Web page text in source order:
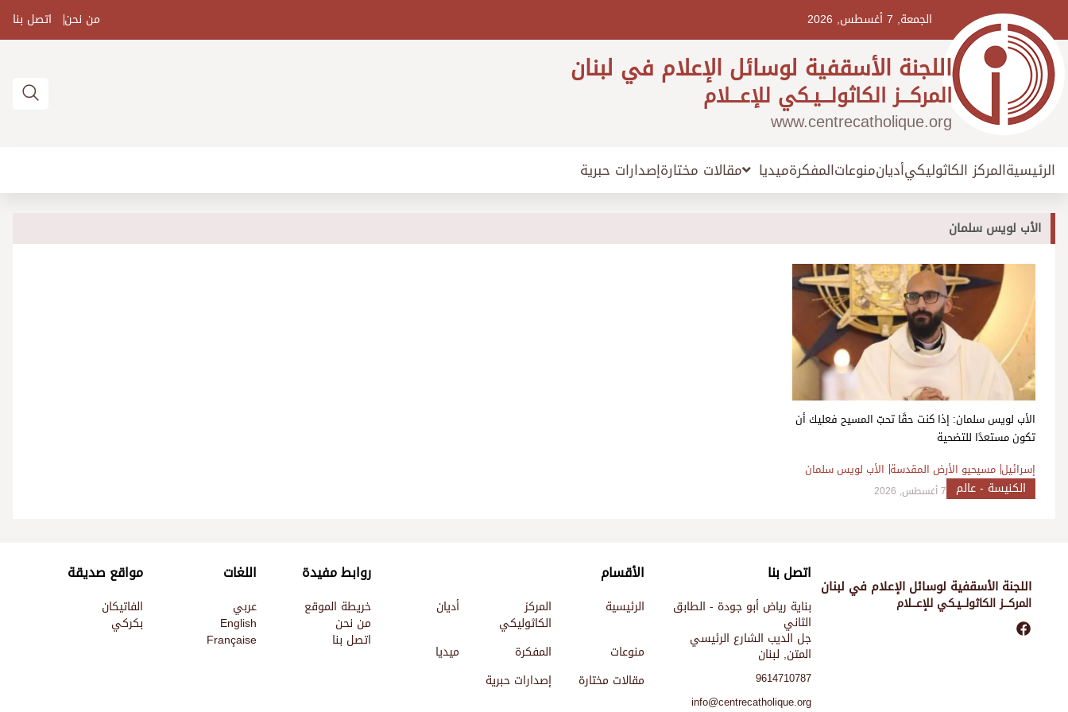
content الجمعة, 7 أغسطس, 2026 من نحن اتصل بنا
اللجنة الأسقفية لوسائل الإعلام في لبنان
المركـــز الكاثولـــيـكي للإعـــلام
www.centrecatholique.org
الرئيسيةالمركز الكاثوليكيأديانمنوعاتالمفكرةميديا مقالات مختارةإصدارات حبرية
الأب لويس سلمان
الأب لويس سلمان: إذا كنت حقًا تحبّ المسيح فعليك أن
تكون مستعدًا للتضحية
إسرائيل مسيحيو الأرض المقدسة الأب لويس سلمان
الكنيسة - عالم 7 أغسطس, 2026
اللجنة الأسقفية لوسائل الإعلام في لبنان
المركـــز الكاثولـــيـكي للإعـــلام
اتصل بنا
بناية رياض أبو جودة - الطابق
الثاني
جل الديب الشارع الرئيسي
المتن, لبنان
9614710787
info@centrecatholique.org
الأقسام
الرئيسية المركز
الكاثوليكي
أديان
منوعات المفكرة
ميديا
مقالات مختارة
إصدارات حبرية
روابط مفيدة
خريطة الموقع
من نحن
اتصل بنا
اللغات
عربي
English
Française
مواقع صديقة
الفاتيكان
بكركي